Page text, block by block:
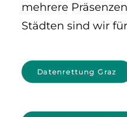
mehrere
Städten sind wir
Datenrettung Graz